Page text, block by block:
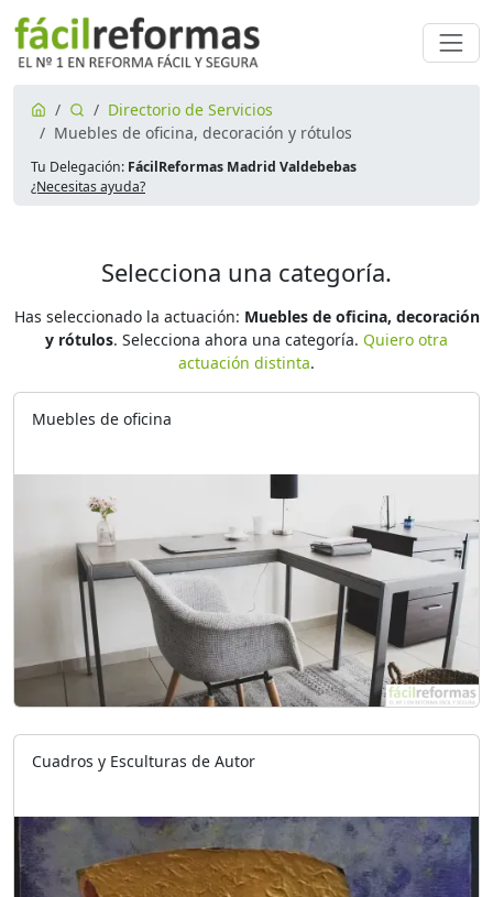
Directorio de Servicios
Muebles de oficina, decoración y rótulos
Tu Delegación: FácilReformas Madrid Valdebebas
¿Necesitas ayuda?
Selecciona una categoría.
Has seleccionado la actuación: Muebles de oficina, decoración
y rótulos. Selecciona ahora una categoría. Quiero otra
actuación distinta.
Muebles de oficina
Cuadros y Esculturas de Autor